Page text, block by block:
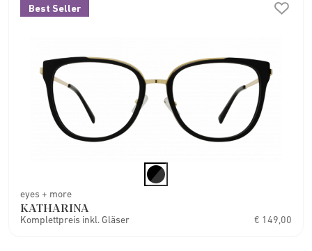
Best Seller
eyes + more
KATHARINA
Komplettpreis inkl. Gläser € 149,00